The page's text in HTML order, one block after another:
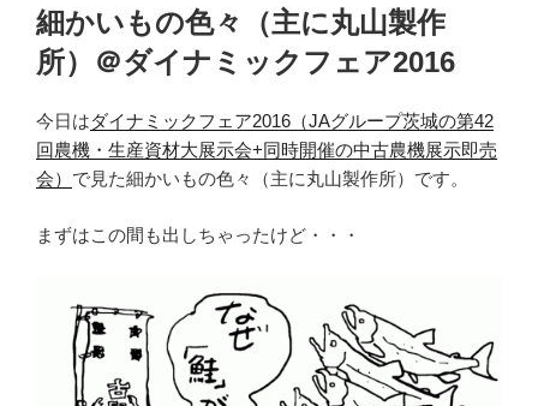
稿
日:
細かいもの色々（主に丸山製作
所）＠ダイナミックフェア2016
今日はダイナミックフェア2016（JAグループ茨城の第42
回農機・生産資材大展示会+同時開催の中古農機展示即売
会） で見た細かいもの色々（主に丸山製作所）です。
まずはこの間も出しちゃったけど・・・